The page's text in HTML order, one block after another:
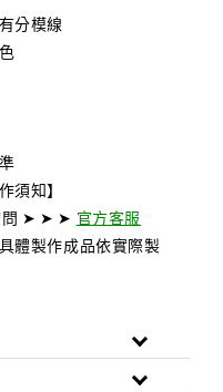
分模線
須知】
問 ➤ ➤ ➤ 官方客服
體製作成品依實際製